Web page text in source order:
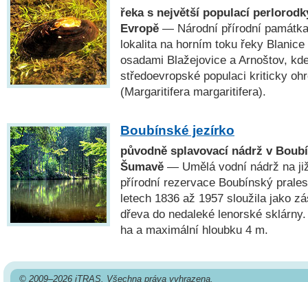
řeka s největší populací
Evropě — Národní přírodní
lokalita na horním toku řeky
osadami Blažejovice a Arnoštov,
středoevropské populaci kriticky
(Margaritifera margaritifera).
Boubínské jezírko
původně splavovací nádrž v
Šumavě — Umělá vodní nádrž na
přírodní rezervace Boubínský
letech 1836 až 1957 sloužila jako
dřeva do nedaleké lenorské
ha a maximální hloubku 4 m.
© 2009–2026 iTRAS. Všechna práva vyhrazena.